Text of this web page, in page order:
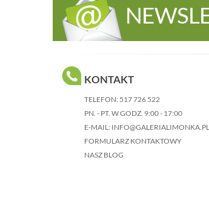
KONTAKT
TELEFON: 517 726 522
PN. - PT. W GODZ. 9:00 - 17:00
E-MAIL: INFO@GALERIALIMONKA.PL
FORMULARZ KONTAKTOWY
NASZ BLOG